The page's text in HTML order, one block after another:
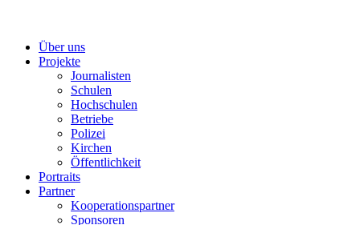
Über uns
Projekte
Journalisten
Schulen
Hochschulen
Betriebe
Polizei
Kirchen
Öffentlichkeit
Portraits
Partner
Kooperationspartner
Sponsoren